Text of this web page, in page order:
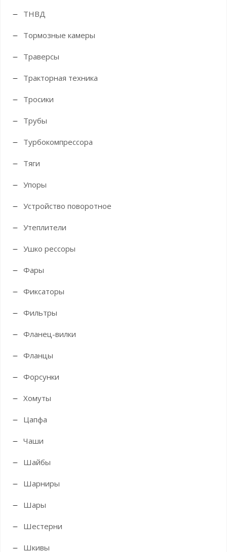
ТНВД
Тормозные камеры
Траверсы
Тракторная техника
Тросики
Трубы
Турбокомпрессора
Тяги
Упоры
Устройство поворотное
Утеплители
Ушко рессоры
Фары
Фиксаторы
Фильтры
Фланец-вилки
Фланцы
Форсунки
Хомуты
Цапфа
Чаши
Шайбы
Шарниры
Шары
Шестерни
Шкивы